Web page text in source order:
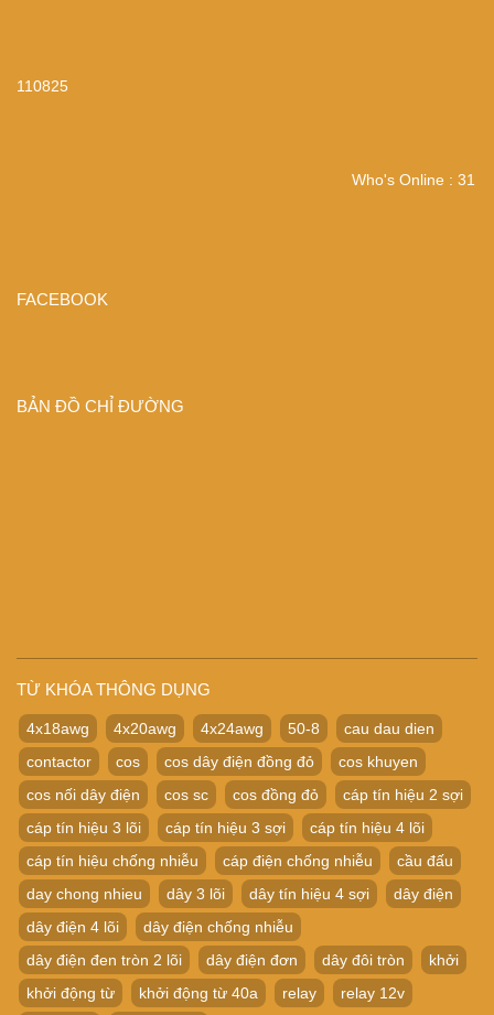
110825
Who's Online : 31
FACEBOOK
BẢN ĐỒ CHỈ ĐƯỜNG
TỪ KHÓA THÔNG DỤNG
4x18awg 4x20awg 4x24awg 50-8
cau dau dien
contactor
cos cos dây điện đồng đỏ
cos khuyen
cos nối dây điện
cos sc cos đồng đỏ
cáp tín hiệu 2 sợi
cáp tín hiệu 3 lõi
cáp tín hiệu 3 sợi
cáp tín hiệu 4 lõi
cáp tín hiệu chống nhiễu
cáp điện chống nhiễu
cầu đấu
day chong nhieu
dây 3 lõi dây tín hiệu 4 sợi
dây điện
dây điện 4 lõi
dây điện chống nhiễu
dây điện đen tròn 2 lõi
dây điện đơn dây đôi tròn
khởi
khởi động từ
khởi động từ 40a relay relay 12v